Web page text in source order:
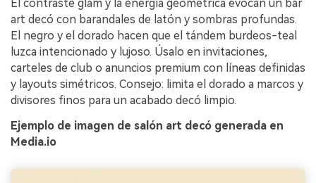
El contraste glam y la energía geométrica evocan un bar
art decó con barandales de latón y sombras profundas.
El negro y el dorado hacen que el tándem burdeos-teal
luzca intencionado y lujoso. Úsalo en invitaciones,
carteles de club o anuncios premium con líneas definidas
y layouts simétricos. Consejo: limita el dorado a marcos y
divisores finos para un acabado decó limpio.
Ejemplo de imagen de salón art decó generada en
Media.io